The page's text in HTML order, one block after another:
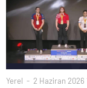
Yerel 2 Haziran 2026